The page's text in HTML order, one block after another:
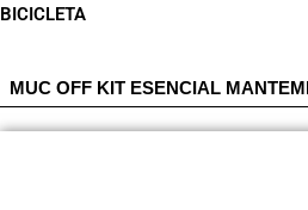
BICICLETA
MUC OFF KIT ESENCIAL